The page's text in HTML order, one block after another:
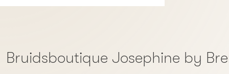
Bruidsboutique Josephine by